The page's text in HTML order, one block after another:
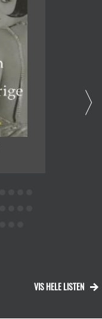
VIS HELE LISTEN